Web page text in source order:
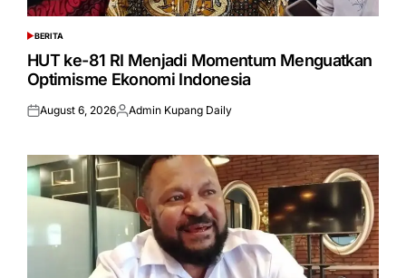
POSTED
IN
BERITA
HUT ke-81 RI Menjadi Momentum Menguatkan
Optimisme Ekonomi Indonesia
Posted
August 6, 2026Posted
Admin Kupang Daily